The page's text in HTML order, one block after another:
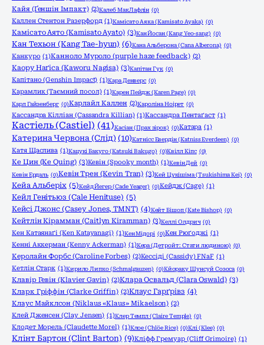
Кайя (Ґеншін Імпакт) (2)Калеб МакЛафлін (0)
Каллен Стентон Разерфорд (1)Камісато Аяка (Kamisato Ayaka) (0)
Камісато Аято (Kamisato Ayato) (3)Кан Йосан (Kang Yeo-sang) (0)
Кан Техьон (Kang Tae-hyun) (6)Кана Альберона (Cana Alberona) (0)
Канкуро (1)Канноло Муроло (purple haze feedback) (2)
Каору Наґіса (Kaworu Nagisa) (3)Капітан Гук (0)
Капітано (Genshin Impact) (1)Кара Денверс (0)
Карамлик (Таємний посол) (1)Карен Пейдж (Karen Page) (0)
Карл Гайзенберг (0)Карлайл Каллен (2)Кароліна Ноірет (0)
Кассандра Кілліан (Cassandra Killian) (1)Кассандра Пентаґаст (1)
Кастіель (Castiel) (41)Касіан (Прах зірок) (0)Катара (1)
Катерина Червона (Слід) (10)Катнісс Евердін (Katniss Everdeen) (0)
Катя Щаслива (1)Кацукі Бакуго (Katsuki Bakugo) (0)Квілл Кіпс (0)
Ке Цин (Ke Quing) (3)Кевін (Spooky month) (1)Кевін Дей (0)
Кевін Ердаль (0)Кевін Трен (Kevin Tran) (3)Кей Цукішіма (Tsukishima Kei) (0)
Кейа Альберіх (5)Кейд Йегер (Cade Yeager) (0)Кейдж (Cage) (1)
Кейл Генітьюз (Cale Henituse) (5)
Кейсі Джонс (Casey Jones, TMNT) (4)Кейт Бішоп (Kate Bishop) (0)
Кейтлін Кірамман (Caitlyn Kiramman) (3)Келлі Олдрич (0)
Кен Катаянаґі (Ken Katayanagi) (1)Кен Мідорі (0)Кен Рюґоджі (1)
Кенні Аккерман (Kenny Ackerman) (1)Кера (Детройт: Стати людиною) (0)
Керолайн Форбс (Caroline Forbes) (2)Кессіді (Cassidy) FNaF (1)
Кетлін Старк (1)Кирило Липко (Schmalgauzen) (0)Кйораку Шунсуй Созоса (0)
Клавір Гевін (Klavier Gavin) (2)Клара Освальд (Clara Oswald) (3)
Кларк Гріффін (Clarke Griffin) (2)Клаус Гарґрівз (4)
Клаус Майклсон (Niklaus «Klaus» Mikaelson) (2)
Клей Дженсен (Clay Jensen) (1)Клер Темпл (Claire Temple) (0)
Клодет Морель (Claudette Morel) (1)Клое (Chlöe Rice) (0)Клі (Klee) (0)
Клінт Бартон (Clint Barton) (9)Кліфф Гремуар (Cliff Grimoire) (1)